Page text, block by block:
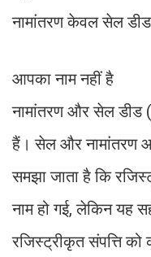
नामांतरण केवल सेल डीड
आपका नाम नहीं है
नामांतरण और सेल डीड
हैं। सेल और नामांतरण
समझा जाता है कि
नाम हो गई, लेकिन यह
रजिस्ट्रीकृत संपत्ति को